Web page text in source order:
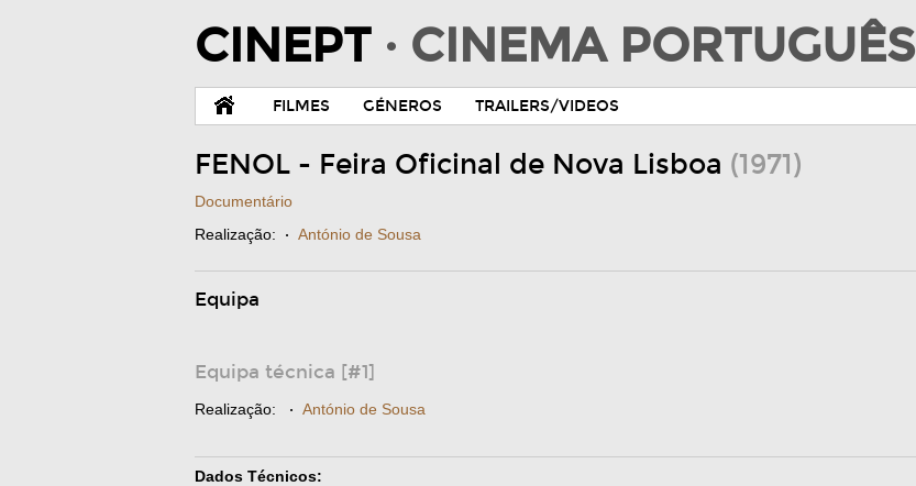
CINEPT · CINEMA PORTUGUÊS
FILMES GÉNEROS TRAILERS/VIDEOS
FENOL - Feira Oficinal de Nova Lisboa (1971)
Documentário
Realização: · António de Sousa
Equipa
Equipa técnica [#1]
Realização: · António de Sousa
Dados Técnicos: